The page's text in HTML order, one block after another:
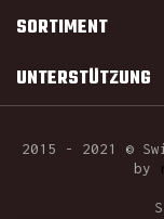
SORTIMENT
UNTERSTÜTZUNG
2015 - 2021 ©
by